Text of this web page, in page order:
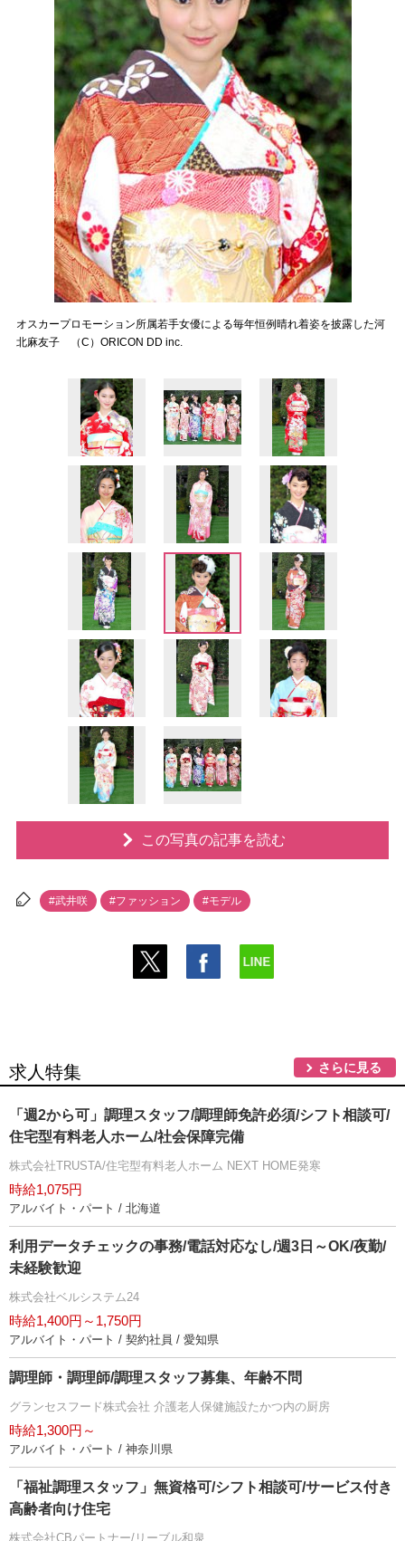
オスカープロモーション所属若手女優による毎年恒例晴れ着姿を披露した河
北麻友子 （C）ORICON DD inc.
この写真の記事を読む
#武井咲 #ファッション #モデル
求人特集 さらに見る
「週2から可」調理スタッフ/調理師免許必須/シフト相談可/
住宅型有料老人ホーム/社会保障完備
株式会社TRUSTA/住宅型有料老人ホーム NEXT HOME発寒
時給1,075円
アルバイト・パート / 北海道
利用データチェックの事務/電話対応なし/週3日～OK/夜勤/
未経験歓迎
株式会社ベルシステム24
時給1,400円～1,750円
アルバイト・パート / 契約社員 / 愛知県
調理師・調理師/調理スタッフ募集、年齢不問
グランセスフード株式会社 介護老人保健施設たかつ内の厨房
時給1,300円～
アルバイト・パート / 神奈川県
「福祉調理スタッフ」無資格可/シフト相談可/サービス付き
高齢者向け住宅
株式会社CBパートナー/リーブル和泉